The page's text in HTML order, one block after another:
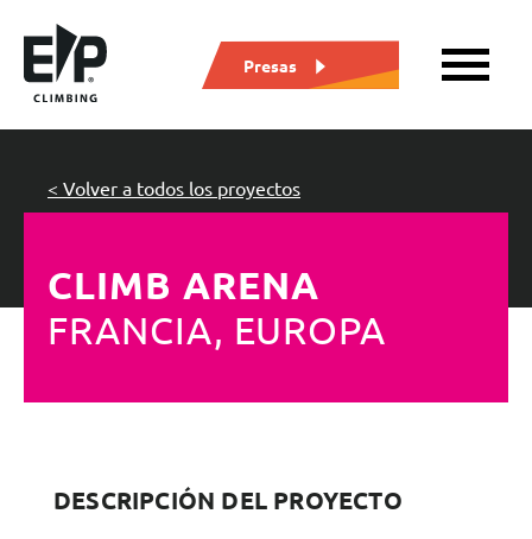
Presas
CLIMB ARENA
FRANCIA, EUROPA
< Volver a todos los proyectos
DESCRIPCIÓN DEL PROYECTO